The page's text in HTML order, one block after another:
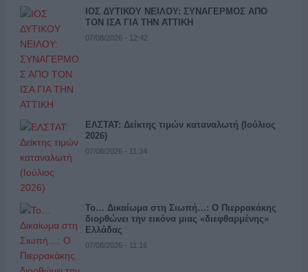
ΙΟΣ ΔΥΤΙΚΟΥ ΝΕΙΛΟΥ: ΣΥΝΑΓΕΡΜΟΣ ΑΠΟ
ΤΟΝ ΙΣΑ ΓΙΑ ΤΗΝ ΑΤΤΙΚΗ
07/08/2026 - 12:42
ΕΛΣΤΑΤ: Δείκτης τιμών καταναλωτή (Ιούλιος
2026)
07/08/2026 - 11:34
Το… Δικαίωμα στη Σιωπή…: Ο Πιερρακάκης
διορθώνει την εικόνα μιας «διεφθαρμένης»
Ελλάδας
07/08/2026 - 11:16